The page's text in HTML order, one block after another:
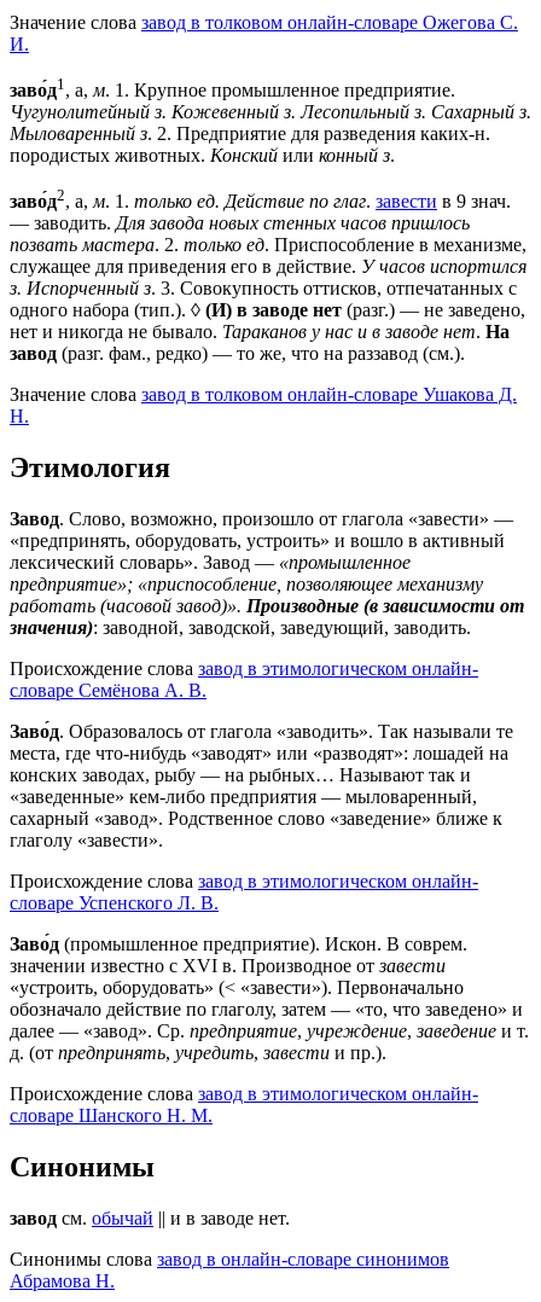
Значение слова завод в толковом онлайн-словаре Ожегова C.
И.
заво́д1 , а, м. 1 . Крупное промышленное предприятие.
Чугунолитейный з. Кожевенный з. Лесопильный з. Сахарный з.
Мыловаренный з. 2. Предприятие для разведения каких-н.
породистых животных. Конский или конный з.
заво́д2, а, м. 1 . только ед. Действие по глаг. завести в 9 знач.
— заводить. Для завода новых стенных часов пришлось
позвать мастера. 2. только ед. Приспособление в механизме,
служащее для приведения его в действие. У часов испортился
з. Испорченный з. 3. Совокупность оттисков, отпечатанных с
одного набора (тип.). ◊ (И) в заводе нет (разг.) — не заведено,
нет и никогда не бывало. Тараканов у нас и в заводе нет. На
завод (разг. фам., редко) — то же, что на раззавод (см.).
Значение слова завод в толковом онлайн-словаре Ушакова Д.
Н.
Этимология
Завод. Слово, возможно, произошло от глагола «завести» —
«предпринять, оборудовать, устроить» и вошло в активный
лексический словарь». Завод — «промышленное
предприятие»; «приспособление, позволяющее механизму
работать (часовой завод)». Производные (в зависимости от
значения): заводной, заводской, заведующий, заводить.
Происхождение слова завод в этимологическом онлайн-
словаре Семёнова А. В.
Заво́д. Образовалось от глагола «заводить». Так называли те
места, где что-нибудь «заводят» или «разводят»: лошадей на
конских заводах, рыбу — на рыбных… Называют так и
«заведенные» кем-либо предприятия — мыловаренный,
сахарный «завод». Родственное слово «заведение» ближе к
глаголу «завести».
Происхождение слова завод в этимологическом онлайн-
словаре Успенского Л. В.
Заво́д (промышленное предприятие). Искон. В соврем.
значении известно с XVI в. Производное отзавести
«устроить, оборудовать» (< «завести»). Первоначально
обозначало действие по глаголу, затем — «то, что заведено» и
далее — «завод». Ср. предприятие, учреждение,заведение и т.
д. (от предпринять, учредить,завести и пр.).
Происхождение слова завод в этимологическом онлайн-
словаре Шанского Н. М.
Синонимы
завод см. обычай || и в заводе нет.
Синонимы слова завод в онлайн-словаре синонимов
Абрамова Н.